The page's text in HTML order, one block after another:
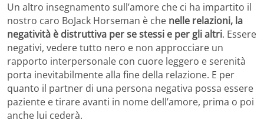
Un altro insegnamento sull’amore che ci ha impartito il
nostro caro BoJack Horseman è che nelle relazioni, la
negatività è distruttiva per se stessi e per gli altri. Essere
negativi, vedere tutto nero e non approcciare un
rapporto interpersonale con cuore leggero e serenità
porta inevitabilmente alla fine della relazione. E per
quanto il partner di una persona negativa possa essere
paziente e tirare avanti in nome dell’amore, prima o poi
anche lui cederà.